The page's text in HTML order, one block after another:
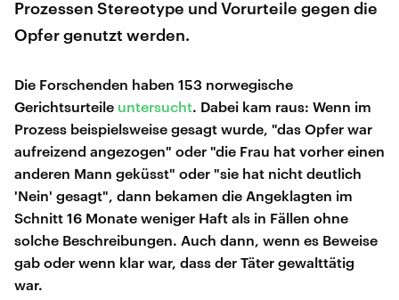
Prozessen Stereotype und Vorurteile gegen die
Opfer genutzt werden.
Die Forschenden haben 153 norwegische
Gerichtsurteile untersucht. Dabei kam raus: Wenn im
Prozess beispielsweise gesagt wurde, "das Opfer war
aufreizend angezogen" oder "die Frau hat vorher einen
anderen Mann geküsst" oder "sie hat nicht deutlich
'Nein' gesagt", dann bekamen die Angeklagten im
Schnitt 16 Monate weniger Haft als in Fällen ohne
solche Beschreibungen. Auch dann, wenn es Beweise
gab oder wenn klar war, dass der Täter gewalttätig
war.